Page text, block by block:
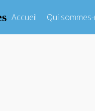
Accueil Qui